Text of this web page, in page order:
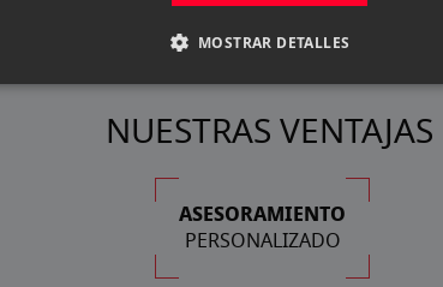
NUESTRAS VENTAJAS
ASESORAMIENTO
PERSONALIZADO
MOSTRAR DETALLES